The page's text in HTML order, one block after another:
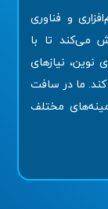
و فناوری
می‌کند تا با
نوین، نیازهای
ما در سافت
زمینه‌های مختلف